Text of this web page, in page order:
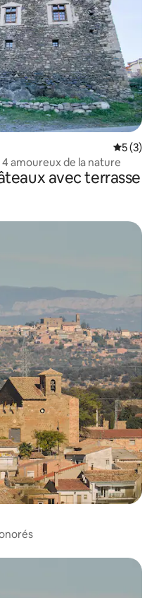
5 (3)
4 amoureux de la nature
avec terrasse